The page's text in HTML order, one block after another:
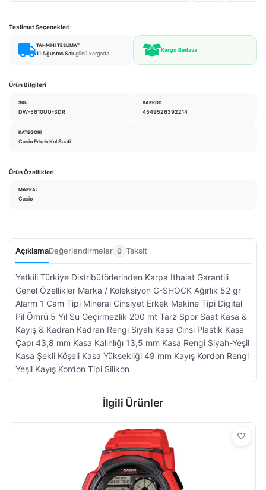
Teslimat Seçenekleri
TAHMINI TESLIMAT
11 Ağustos Salı günü kargoda
Kargo Bedava
Ürün Bilgileri
SKU
DW-5610UU-3DR
BARKOD
4549526392214
KATEGORI
Casio Erkek Kol Saati
Ürün Özellikleri
MARKA:
Casio
AçıklamaDeğerlendirmeler 0 Taksit
Yetkili Türkiye Distribütörlerinden Karpa İthalat Garantili
Genel Özellikler Marka / Koleksiyon G-SHOCK Ağırlık 52 gr
Alarm 1 Cam Tipi Mineral Cinsiyet Erkek Makine Tipi Digital
Pil Ömrü 5 Yıl Su Geçirmezlik 200 mt Tarz Spor Saat Kasa &
Kayış & Kadran Kadran Rengi Siyah Kasa Cinsi Plastik Kasa
Çapı 43,8 mm Kasa Kalınlığı 13,5 mm Kasa Rengi Siyah-Yeşil
Kasa Şekli Köşeli Kasa Yüksekliği 49 mm Kayış Kordon Rengi
Yeşil Kayış Kordon Tipi Silikon
İlgili Ürünler